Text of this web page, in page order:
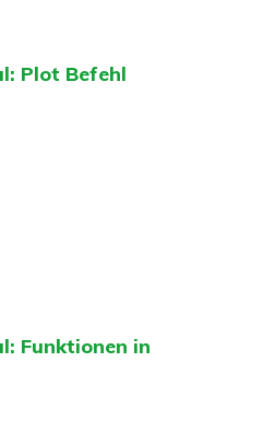
Plot Befehl
Funktionen in